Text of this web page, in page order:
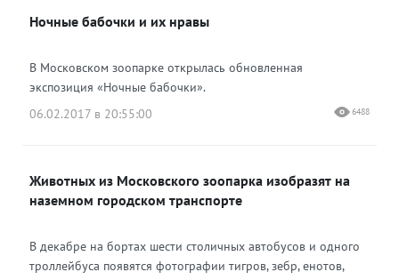
Ночные бабочки и их нравы
В Московском зоопарке открылась обновленная
экспозиция «Ночные бабочки».
06.02.2017 в 20:55:00
6488
Животных из Московского зоопарка изобразят на
наземном городском транспорте
В декабре на бортах шести столичных автобусов и одного
троллейбуса появятся фотографии тигров, зебр, енотов,